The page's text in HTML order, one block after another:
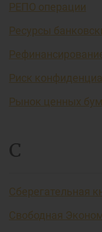
РЕПО операции
Ресурсы
Риск
Рынок ценных
С
Сберегательная
Свободная